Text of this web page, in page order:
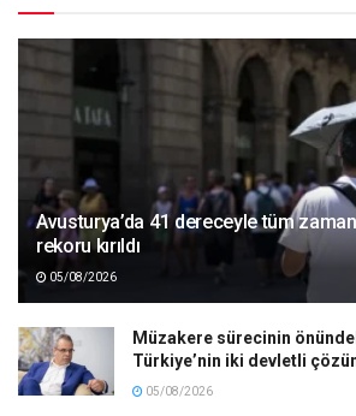
Avusturya’da 41 dereceyle tüm
rekoru kırıldı
05/08/2026
Müzakere sürecinin
Türkiye’nin iki devletli
05/08/2026